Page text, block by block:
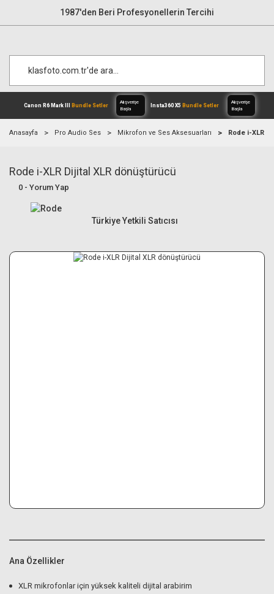
1987'den Beri Profesyonellerin Tercihi
Canon R6 Mark IIIBundle Setler
Anasayfa Pro Audio Ses Mikrofon ve Ses Aksesuarları Rode i-XLR
Rode i-XLR Dijital XLR dönüştürücü
0 - Yorum Yap
Türkiye Yetkili Satıcısı
Ana Özellikler
XLR mikrofonlar için yüksek kaliteli dijital arabirim